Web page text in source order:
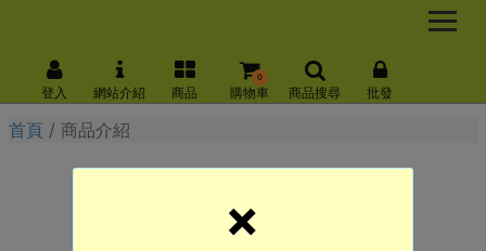
登入 網站介紹 商品 購物車
0
商品搜尋 批發
首頁 商品介紹
×